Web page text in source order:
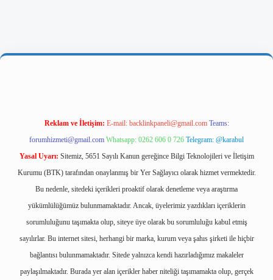
ilbetgir.net/betexper yeni giriş
Reklam ve İletişim: E-mail: backlinkpaneli@gmail.com Teams:
forumhizmeti@gmail.com Whatsapp: 0262 606 0 726 Telegram: @karabul
Yasal Uyarı: Sitemiz, 5651 Sayılı Kanun gereğince Bilgi Teknolojileri ve İletişim
Kurumu (BTK) tarafından onaylanmış bir Yer Sağlayıcı olarak hizmet vermektedir.
Bu nedenle, sitedeki içerikleri proaktif olarak denetleme veya araştırma
yükümlülüğümüz bulunmamaktadır. Ancak, üyelerimiz yazdıkları içeriklerin
sorumluluğunu taşımakta olup, siteye üye olarak bu sorumluluğu kabul etmiş
sayılırlar. Bu internet sitesi, herhangi bir marka, kurum veya şahıs şirketi ile hiçbir
bağlantısı bulunmamaktadır. Sitede yalnızca kendi hazırladığımız makaleler
paylaşılmaktadır. Burada yer alan içerikler haber niteliği taşımamakta olup, gerçek